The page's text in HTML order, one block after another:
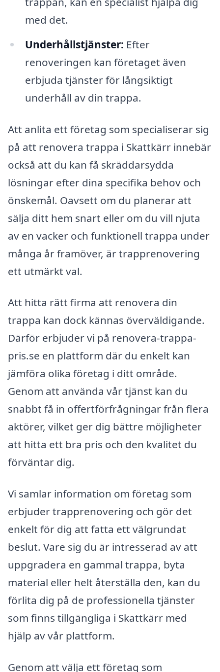
med det.
Underhållstjänster: Efter
renoveringen kan företaget även
erbjuda tjänster för långsiktigt
underhåll av din trappa.
Att anlita ett företag som specialiserar sig
på att renovera trappa i Skattkärr innebär
också att du kan få skräddarsydda
lösningar efter dina specifika behov och
önskemål. Oavsett om du planerar att
sälja ditt hem snart eller om du vill njuta
av en vacker och funktionell trappa under
många år framöver, är trapprenovering
ett utmärkt val.
Att hitta rätt firma att renovera din
trappa kan dock kännas överväldigande.
Därför erbjuder vi på renovera-trappa-
pris.se en plattform där du enkelt kan
jämföra olika företag i ditt område.
Genom att använda vår tjänst kan du
snabbt få in offertförfrågningar från flera
aktörer, vilket ger dig bättre möjligheter
att hitta ett bra pris och den kvalitet du
förväntar dig.
Vi samlar information om företag som
erbjuder trapprenovering och gör det
enkelt för dig att fatta ett välgrundat
beslut. Vare sig du är intresserad av att
uppgradera en gammal trappa, byta
material eller helt återställa den, kan du
förlita dig på de professionella tjänster
som finns tillgängliga i Skattkärr med
hjälp av vår plattform.
Genom att välja ett företag som